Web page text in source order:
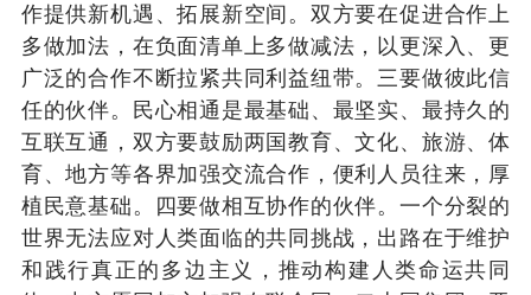
作提供新机遇、拓展新空间。双方要在促进合作上
多做加法，在负面清单上多做减法，以更深入、更
广泛的合作不断拉紧共同利益纽带。三要做彼此信
任的伙伴。民心相通是最基础、最坚实、最持久的
互联互通，双方要鼓励两国教育、文化、旅游、体
育、地方等各界加强交流合作，便利人员往来，厚
植民意基础。四要做相互协作的伙伴。一个分裂的
世界无法应对人类面临的共同挑战，出路在于维护
和践行真正的多边主义，推动构建人类命运共同